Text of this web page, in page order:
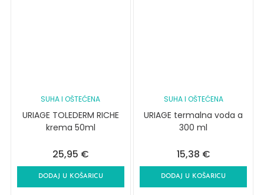
SUHA I OŠTEĆENA
URIAGE TOLEDERM RICHE
krema 50ml
25,95 €
DODAJ U KOŠARICU
SUHA I OŠTEĆENA
URIAGE termalna voda a
300 ml
15,38 €
DODAJ U KOŠARICU